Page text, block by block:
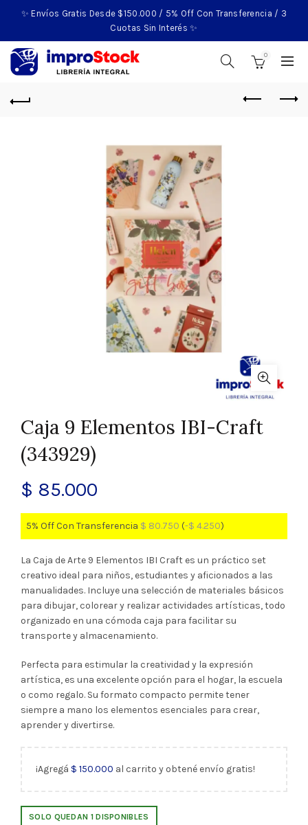
✨ Envíos Gratis Desde $150.000 / 5% Off Con Transferencia / 3
Cuotas Sin Interés ✨
0
Caja 9 Elementos IBI-Craft
(343929)
$ 85.000
5% Off Con Transferencia $ 80.750 (-$ 4.250)
La Caja de Arte 9 Elementos IBI Craft es un práctico set
creativo ideal para niños, estudiantes y aficionados a las
manualidades. Incluye una selección de materiales básicos
para dibujar, colorear y realizar actividades artísticas, todo
organizado en una cómoda caja para facilitar su
transporte y almacenamiento.
Perfecta para estimular la creatividad y la expresión
artística, es una excelente opción para el hogar, la escuela
o como regalo. Su formato compacto permite tener
siempre a mano los elementos esenciales para crear,
aprender y divertirse.
¡Agregá $ 150.000 al carrito y obtené envío gratis!
SOLO QUEDAN 1 DISPONIBLES